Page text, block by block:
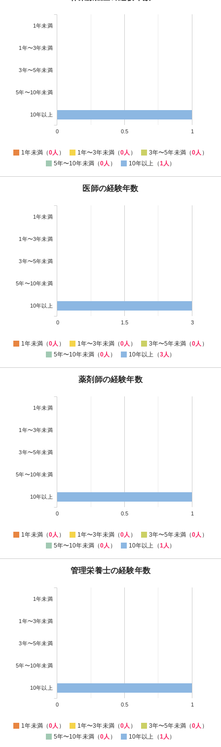
1年未満
1年〜3年未満
3年〜5年未満
5年〜10年未満
10年以上
0 0.5 1
1年未満（0人 ） 1年〜3年未満（0人 ） 3年〜5年未満（0人 ）
5年〜10年未満（0人 ） 10年以上（1人 ）
医師の経験年数
1年未満
1年〜3年未満
3年〜5年未満
5年〜10年未満
10年以上
0 1.5 3
1年未満（0人 ） 1年〜3年未満（0人 ） 3年〜5年未満（0人 ）
5年〜10年未満（0人 ） 10年以上（3人 ）
薬剤師の経験年数
1年未満
1年〜3年未満
3年〜5年未満
5年〜10年未満
10年以上
0 0.5 1
1年未満（0人 ） 1年〜3年未満（0人 ） 3年〜5年未満（0人 ）
5年〜10年未満（0人 ） 10年以上（1人 ）
管理栄養士の経験年数
1年未満
1年〜3年未満
3年〜5年未満
5年〜10年未満
10年以上
0 0.5 1
1年未満（0人 ） 1年〜3年未満（0人 ） 3年〜5年未満（0人 ）
5年〜10年未満（0人 ） 10年以上（1人 ）